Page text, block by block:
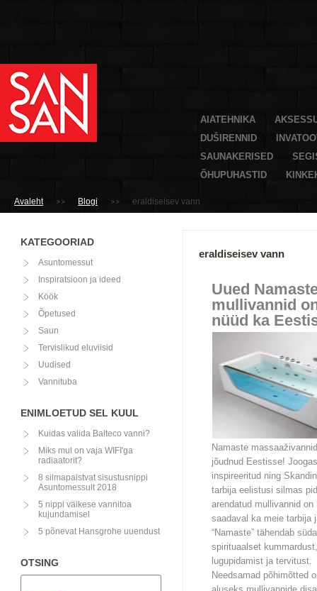
AIATEHNIKA
DUŠIRENNID
SAUNAKERISED
ÕHUPUHASTID
Avaleht Blogi eraldiseisev vann
eraldiseisev vann
Uued
mullivannid
nüüd ka
Namaste
jõudnud Eestisse!
inspireeritud ning
tarbija eelistusi silmas
arendatud mullivannid on
saadaval ka meie tarbija
“Namaste” tähendab
spirituaalset kummardust,
lugupidamist ja tervitust.
Needsamad põhimõtted
KATEGOORIAD
Asuntomessut
Inspiratsioon ja ideed
Köök
Õpetused
Saun
Tervislikud eluviisid
Uudised
Vannituba
ENIMLOETUD SEL KUUL
Kuidas valida Balteco vanni?
Miks mul on vaja WIFI'ga
radiaatorit?
8 silmapaistvat sisustusnippi
Asuntomessult 2018
5 nippi väikese vannitoa
kujundamisel
5 põnevat Hansgrohe uuendust
OTSING